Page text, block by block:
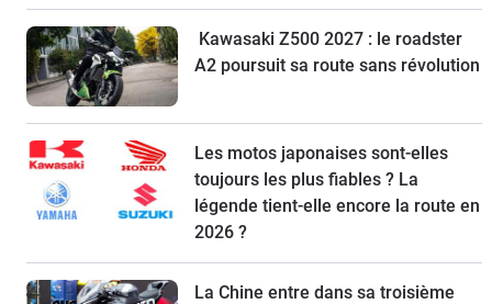
Kawasaki Z500 2027 : le roadster
A2 poursuit sa route sans révolution
Les motos japonaises sont-elles
toujours les plus fiables ? La
légende tient-elle encore la route en
2026 ?
La Chine entre dans sa troisième